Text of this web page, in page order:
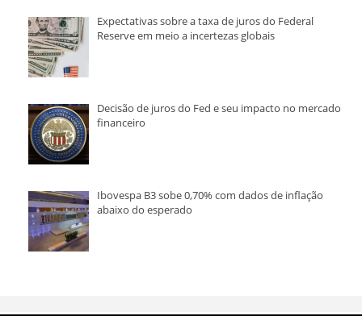
Expectativas sobre a taxa de juros do Federal
Reserve em meio a incertezas globais
Decisão de juros do Fed e seu impacto no mercado
financeiro
Ibovespa B3 sobe 0,70% com dados de inflação
abaixo do esperado